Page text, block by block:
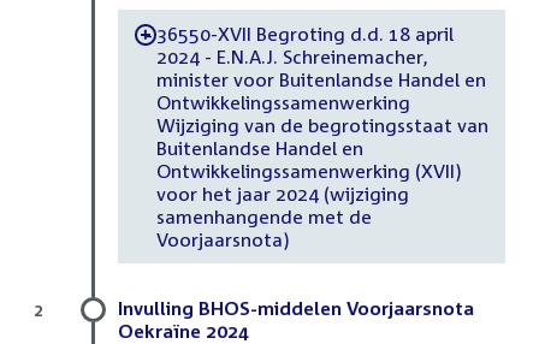
-36550-XVII Begroting d.d. 18 april
2024 - E.N.A.J. Schreinemacher,
minister voor Buitenlandse Handel en
Ontwikkelingssamenwerking
Wijziging van de begrotingsstaat van
Buitenlandse Handel en
Ontwikkelingssamenwerking (XVII)
voor het jaar 2024 (wijziging
samenhangende met de
Voorjaarsnota)
Invulling BHOS-middelen Voorjaarsnota
Oekraïne 2024
2